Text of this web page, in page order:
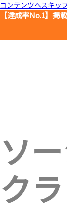
コンテンツへスキッ
【達成率No.1】 掲
ソ
ク